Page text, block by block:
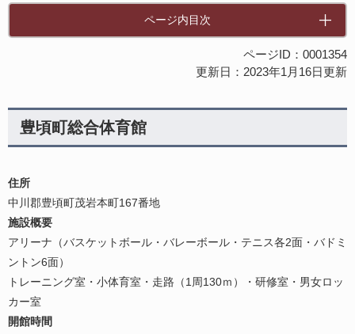
ページ内目次
ページID：0001354
更新日：2023年1月16日更新
豊頃町総合体育館
住所
中川郡豊頃町茂岩本町167番地
施設概要
アリーナ（バスケットボール・バレーボール・テニス各2面・バドミ
ントン6面）
トレーニング室・小体育室・走路（1周130ｍ）・研修室・男女ロッ
カー室
開館時間